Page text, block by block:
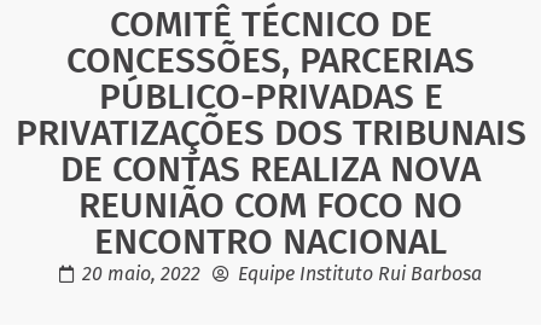
COMITÊ TÉCNICO DE
CONCESSÕES, PARCERIAS
PÚBLICO-PRIVADAS E
PRIVATIZAÇÕES DOS TRIBUNAIS
DE CONTAS REALIZA NOVA
REUNIÃO COM FOCO NO
ENCONTRO NACIONAL
20 maio, 2022 Equipe Instituto Rui Barbosa